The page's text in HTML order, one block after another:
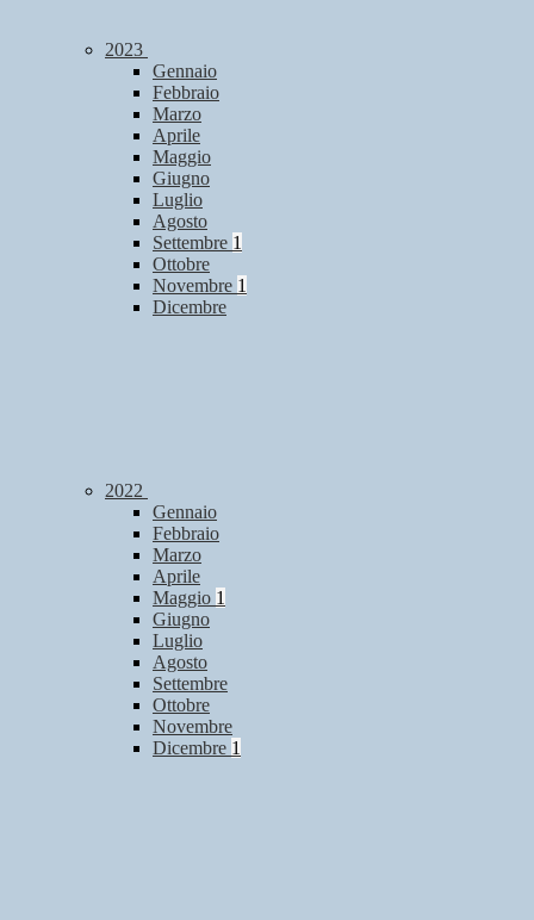
2023
Gennaio
Febbraio
Marzo
Aprile
Maggio
Giugno
Luglio
Agosto
Settembre 1
Ottobre
Novembre 1
Dicembre
2022
Gennaio
Febbraio
Marzo
Aprile
Maggio 1
Giugno
Luglio
Agosto
Settembre
Ottobre
Novembre
Dicembre 1